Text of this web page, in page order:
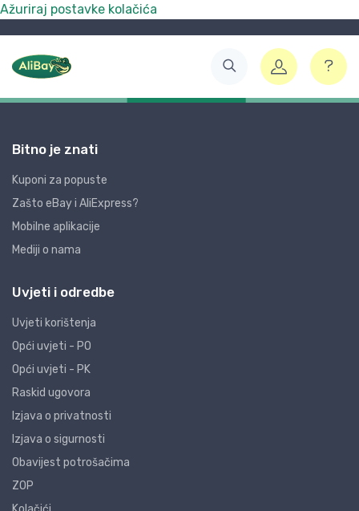
Ažuriraj postavke kolačića
Bitno je znati
Kuponi za popuste
Zašto eBay i AliExpress?
Mobilne aplikacije
Mediji o nama
Uvjeti i odredbe
Uvjeti korištenja
Opći uvjeti - PO
Opći uvjeti - PK
Raskid ugovora
Izjava o privatnosti
Izjava o sigurnosti
Obavijest potrošačima
ZOP